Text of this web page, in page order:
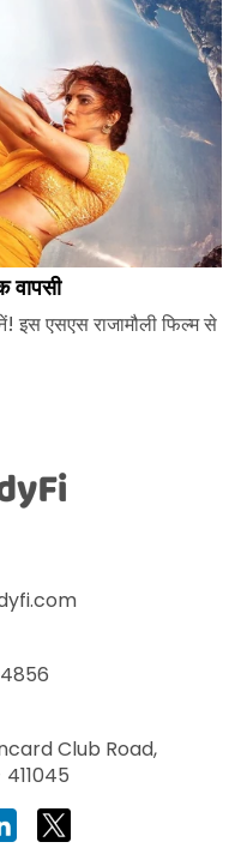
वापसी
इस एसएस राजामौली फिल्म से
Club Road,